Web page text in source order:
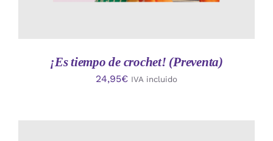
¡Es tiempo de crochet! (Preventa)
24,95€ IVA incluido